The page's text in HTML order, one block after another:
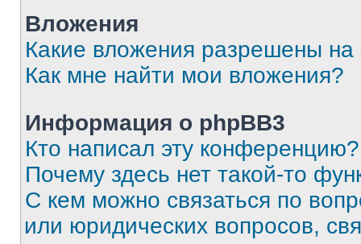
Вложения
Какие вложения разрешены
Как мне найти мои вложения?
Информация о phpBB3
Кто написал эту конференцию?
Почему здесь нет такой-то
С кем можно связаться по
или юридических вопросов,